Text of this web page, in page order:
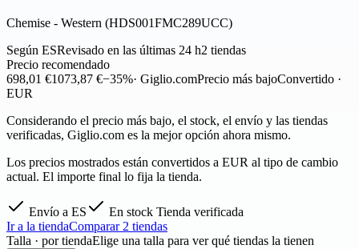
Chemise - Western (HDS001FMC289UCC)
Según ESRevisado en las últimas 24 h2 tiendas
Precio recomendado
698,01 €1073,87 €−35%· Giglio.comPrecio más bajoConvertido ·
EUR
Considerando el precio más bajo, el stock, el envío y las tiendas
verificadas, Giglio.com es la mejor opción ahora mismo.
Los precios mostrados están convertidos a EUR al tipo de cambio
actual. El importe final lo fija la tienda.
Envío a ES En stock Tienda verificada
Ir a la tiendaComparar 2 tiendas
Talla · por tiendaElige una talla para ver qué tiendas la tienen